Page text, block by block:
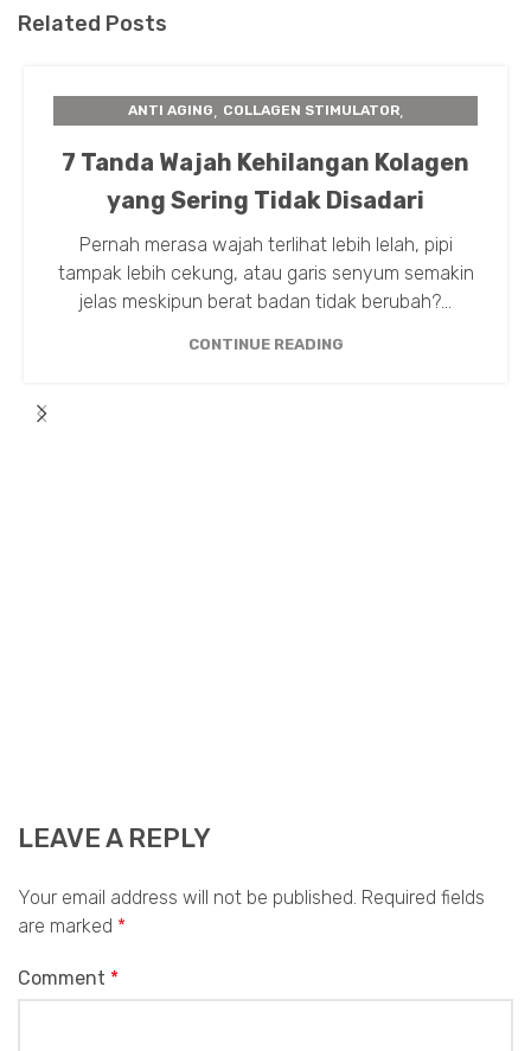
Related Posts
ANTI AGING, COLLAGEN STIMULATOR,
NUTRISI ANTI AGING,PERAWATAN KULIT,
TIPS TREATMENT
7 Tanda Wajah Kehilangan Kolagen
yang Sering Tidak Disadari
Pernah merasa wajah terlihat lebih lelah, pipi
tampak lebih cekung, atau garis senyum semakin
jelas meskipun berat badan tidak berubah?...
CONTINUE READING
LEAVE A REPLY
Your email address will not be published. Required fields
are marked *
Comment *